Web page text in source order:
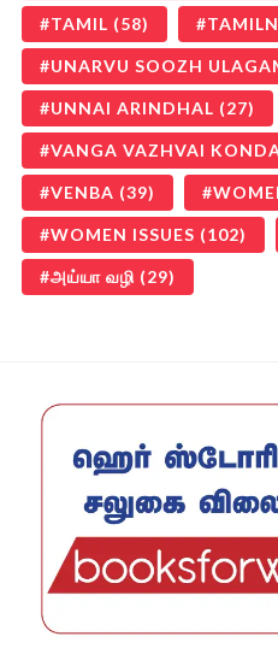
TAMIL (58)
UNARVU SOOZH
UNNAI ARINDHAL (27)
VANGA VAZHVAI
VENBA (39)
WOMEN ISSUES (102)
அய்யா வழி (29)